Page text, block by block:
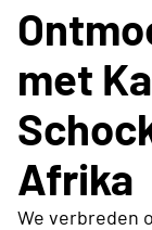
met
Afrika
We verbreden